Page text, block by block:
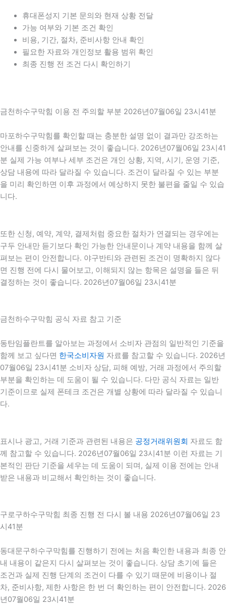
휴대폰성지 기본 문의와 현재 상황 전달
가능 여부와 기본 조건 확인
비용, 기간, 절차, 준비사항 안내 확인
필요한 자료와 개인정보 활용 범위 확인
최종 진행 전 조건 다시 확인하기
금천하수구막힘 이용 전 주의할 부분 2026년07월06일 23시41분
마포하수구막힘를 확인할 때는 충분한 설명 없이 결과만 강조하는
안내를 신중하게 살펴보는 것이 좋습니다. 2026년07월06일 23시41
분 실제 가능 여부나 세부 조건은 개인 상황, 지역, 시기, 운영 기준,
상담 내용에 따라 달라질 수 있습니다. 조건이 달라질 수 있는 부분
을 미리 확인하면 이후 과정에서 예상하지 못한 불편을 줄일 수 있습
니다.
또한 신청, 예약, 계약, 결제처럼 중요한 절차가 연결되는 경우에는
구두 안내만 듣기보다 확인 가능한 안내문이나 계약 내용을 함께 살
펴보는 편이 안전합니다. 야구반티와 관련된 조건이 명확하지 않다
면 진행 전에 다시 물어보고, 이해되지 않는 항목은 설명을 들은 뒤
결정하는 것이 좋습니다. 2026년07월06일 23시41분
금천하수구막힘 공식 자료 참고 기준
동탄임플란트를 알아보는 과정에서 소비자 관점의 일반적인 기준을
함께 보고 싶다면 한국소비자원 자료를 참고할 수 있습니다. 2026년
07월06일 23시41분 소비자 상담, 피해 예방, 거래 과정에서 주의할
부분을 확인하는 데 도움이 될 수 있습니다. 다만 공식 자료는 일반
기준이므로 실제 폰테크 조건은 개별 상황에 따라 달라질 수 있습니
다.
표시나 광고, 거래 기준과 관련된 내용은 공정거래위원회 자료도 함
께 참고할 수 있습니다. 2026년07월06일 23시41분 이런 자료는 기
본적인 판단 기준을 세우는 데 도움이 되며, 실제 이용 전에는 안내
받은 내용과 비교해서 확인하는 것이 좋습니다.
구로구하수구막힘 최종 진행 전 다시 볼 내용 2026년07월06일 23
시41분
동대문구하수구막힘를 진행하기 전에는 처음 확인한 내용과 최종 안
내 내용이 같은지 다시 살펴보는 것이 좋습니다. 상담 초기에 들은
조건과 실제 진행 단계의 조건이 다를 수 있기 때문에 비용이나 절
차, 준비사항, 제한 사항은 한 번 더 확인하는 편이 안전합니다. 2026
년07월06일 23시41분